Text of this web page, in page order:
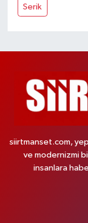
Serik
siirtmanset.com,
ve modernizmi
insanlara